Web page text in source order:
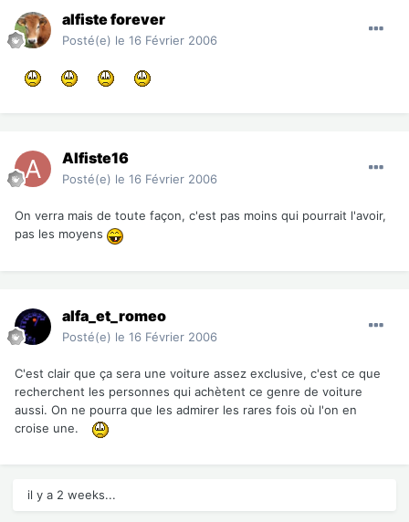
alfiste forever
Posté(e) le 16 Février 2006
Alfiste16
Posté(e) le 16 Février 2006
On verra mais de toute façon, c'est pas moins qui pourrait l'avoir,
pas les moyens
alfa_et_romeo
Posté(e) le 16 Février 2006
C'est clair que ça sera une voiture assez exclusive, c'est ce que
recherchent les personnes qui achètent ce genre de voiture
aussi. On ne pourra que les admirer les rares fois où l'on en
croise une.
il y a 2 weeks...